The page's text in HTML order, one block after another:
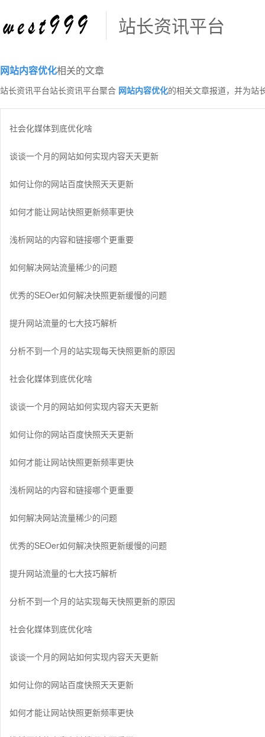
站长资讯平台
网站内容优化相关的文章
站长资讯平台站长资讯平台聚合 网站内容优化的相关文章报道，并为站
社会化媒体到底优化啥
谈谈一个月的网站如何实现内容天天更新
如何让你的网站百度快照天天更新
如何才能让网站快照更新频率更快
浅析网站的内容和链接哪个更重要
如何解决网站流量稀少的问题
优秀的SEOer如何解决快照更新缓慢的问题
提升网站流量的七大技巧解析
分析不到一个月的站实现每天快照更新的原因
社会化媒体到底优化啥
谈谈一个月的网站如何实现内容天天更新
如何让你的网站百度快照天天更新
如何才能让网站快照更新频率更快
浅析网站的内容和链接哪个更重要
如何解决网站流量稀少的问题
优秀的SEOer如何解决快照更新缓慢的问题
提升网站流量的七大技巧解析
分析不到一个月的站实现每天快照更新的原因
社会化媒体到底优化啥
谈谈一个月的网站如何实现内容天天更新
如何让你的网站百度快照天天更新
如何才能让网站快照更新频率更快